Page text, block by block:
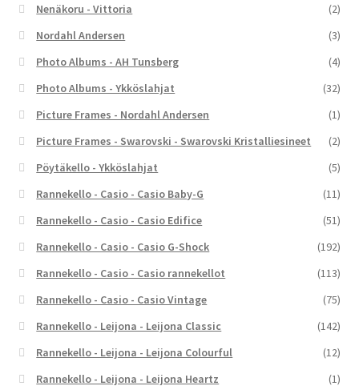
Nenäkoru - Vittoria
(2)
Nordahl Andersen
(3)
Photo Albums - AH Tunsberg
(4)
Photo Albums - Ykköslahjat
(32)
Picture Frames - Nordahl Andersen
(1)
Picture Frames - Swarovski - Swarovski Kristalliesineet
(2)
Pöytäkello - Ykköslahjat
(5)
Rannekello - Casio - Casio Baby-G
(11)
Rannekello - Casio - Casio Edifice
(51)
Rannekello - Casio - Casio G-Shock
(192)
Rannekello - Casio - Casio rannekellot
(113)
Rannekello - Casio - Casio Vintage
(75)
Rannekello - Leijona - Leijona Classic
(142)
Rannekello - Leijona - Leijona Colourful
(12)
Rannekello - Leijona - Leijona Heartz
(1)